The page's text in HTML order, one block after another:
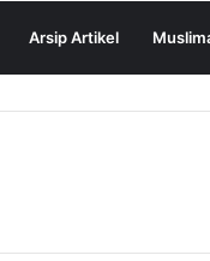
Arsip Artikel